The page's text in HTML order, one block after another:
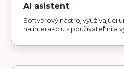
AI asistent
Softvérový nástroj využívajúci
na interakciu s používateľmi a